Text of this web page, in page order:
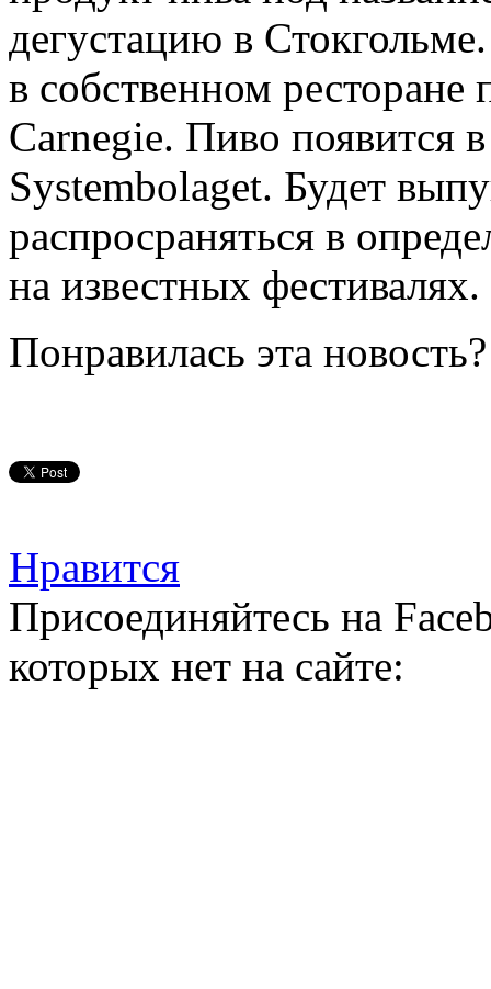
дегустацию в
в собственном
Carnegie. Пиво появится
Systembolaget. Будет
распросраняться в
на известных фестивалях.
Понравилась эта
Нравится
Присоединяйтесь на
которых нет на сайте: